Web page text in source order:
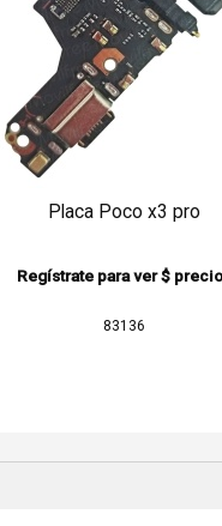
Placa Poco x3 pro
Regístrate para ver $
83136